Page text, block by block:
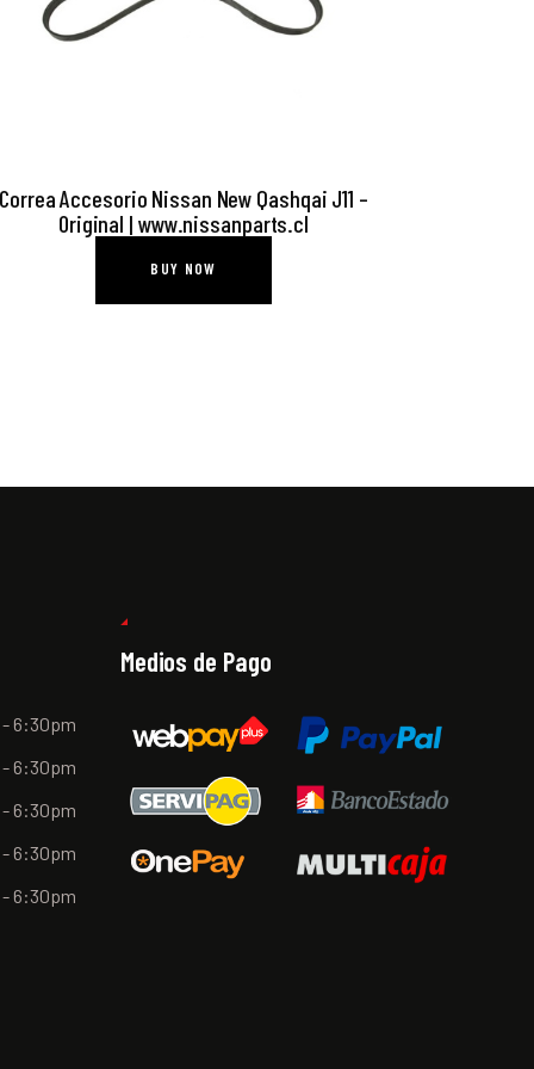
Correa Accesorio Nissan New Qashqai J11 –
Original | www.nissanparts.cl
BUY NOW
6:30pm
6:30pm
6:30pm
6:30pm
6:30pm
Medios de Pago